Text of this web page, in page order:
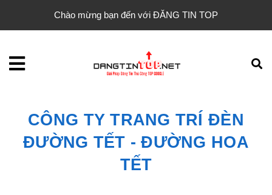
Chào mừng bạn đến với ĐĂNG TIN TOP
CÔNG TY TRANG TRÍ ĐÈN
ĐƯỜNG TẾT - ĐƯỜNG HOA
TẾT